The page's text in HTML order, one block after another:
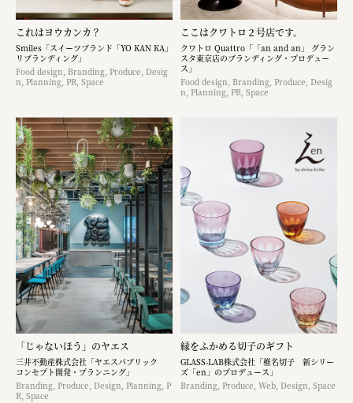
これはヨウカンカ？
Smiles「スイーツブランド「YO KAN KA」
リブランディング」
Food design, Branding, Produce, Desig
n, Planning, PR, Space
ここはクワトロ２号店です。
クワトロ Quattro「「an and an」 グラン
スタ東京店のブランディング・プロデュー
ス」
Food design, Branding, Produce, Desig
n, Planning, PR, Space
「じゃないほう」のヤエス
三井不動産株式会社「ヤエスパブリック
コンセプト開発・プランニング」
Branding, Produce, Design, Planning, P
R, Space
縁をふかめる切子のギフト
GLASS-LAB株式会社「椎名切子 新シリー
ズ「en」のプロデュース」
Branding, Produce, Web, Design, Space